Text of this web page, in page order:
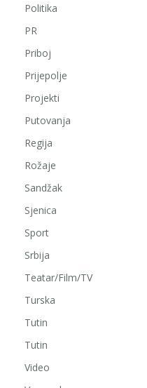
Politika
PR
Priboj
Prijepolje
Projekti
Putovanja
Regija
Rožaje
Sandžak
Sjenica
Sport
Srbija
Teatar/Film/TV
Turska
Tutin
Tutin
Video